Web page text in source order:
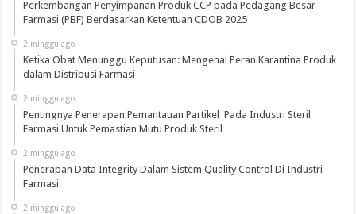
Perkembangan Penyimpanan Produk CCP pada Pedagang Besar
Farmasi (PBF) Berdasarkan Ketentuan CDOB 2025
2 minggu ago
Ketika Obat Menunggu Keputusan: Mengenal Peran Karantina Produk
dalam Distribusi Farmasi
2 minggu ago
Pentingnya Penerapan Pemantauan Partikel Pada Industri Steril
Farmasi Untuk Pemastian Mutu Produk Steril
2 minggu ago
Penerapan Data Integrity Dalam Sistem Quality Control Di Industri
Farmasi
2 minggu ago